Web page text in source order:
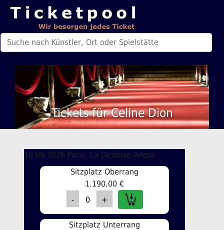
Tickets für Celine Dion
16.09.2026 Paris, La Defense Arena
Sitzplatz Oberrang
1.190,00 €
Sitzplatz Unterrang